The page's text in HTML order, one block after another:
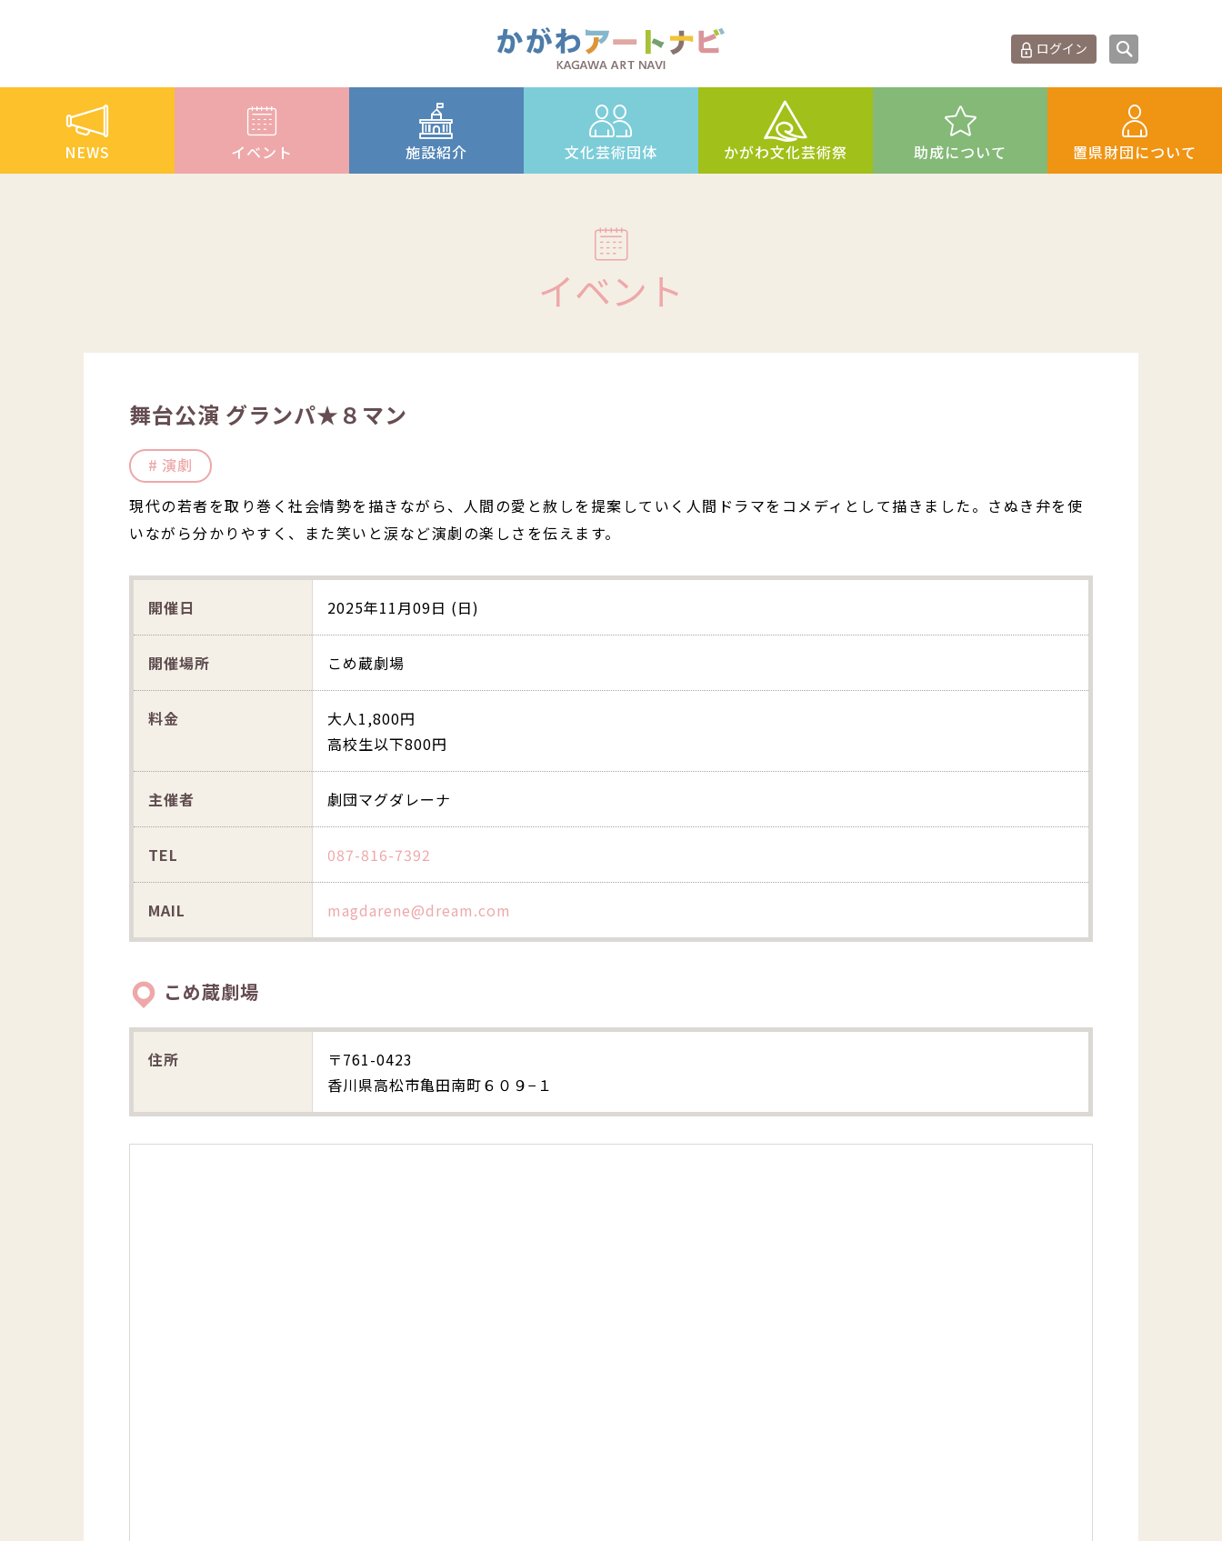
ログイン
NEWS イベント 施設紹介 文化芸術団体 かがわ文化芸術祭 助成について 置県財団について
イベント
舞台公演 グランパ★８マン
演劇
現代の若者を取り巻く社会情勢を描きながら、人間の愛と赦しを提案していく人間ドラマをコメディとして描きました。さぬき弁を使
いながら分かりやすく、また笑いと涙など演劇の楽しさを伝えます。
開催日 2025年11月09日 (日)
開催場所 こめ蔵劇場
料金
大人1,800円
高校生以下800円
主催者 劇団マグダレーナ
TEL 087-816-7392
MAIL magdarene@dream.com
こめ蔵劇場
住所
〒761-0423
香川県高松市亀田南町６０９−１